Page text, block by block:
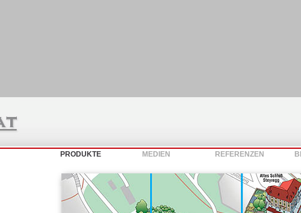
PRODUKTE MEDIEN REFERENZEN